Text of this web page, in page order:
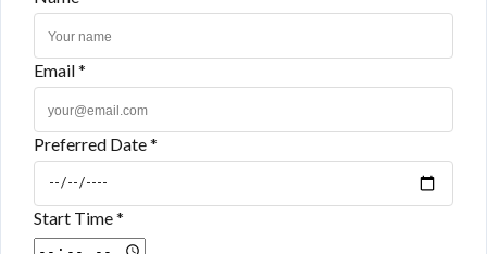
Email *
Preferred Date *
Start Time *